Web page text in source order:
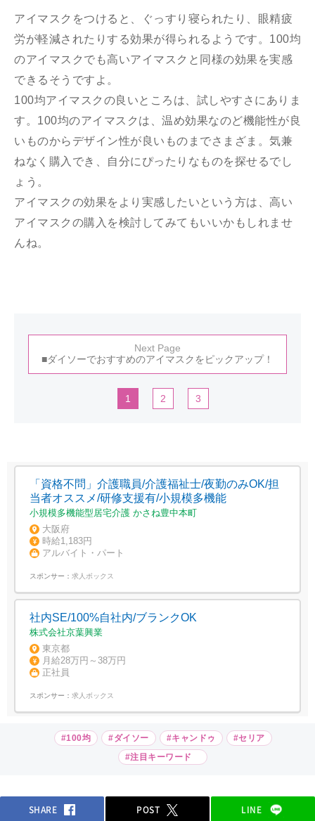
アイマスクをつけると、ぐっすり寝られたり、眼精疲
労が軽減されたりする効果が得られるようです。100均
のアイマスクでも高いアイマスクと同様の効果を実感
できるそうですよ。
100均アイマスクの良いところは、試しやすさにありま
す。100均のアイマスクは、温め効果なのど機能性が良
いものからデザイン性が良いものまでさまざま。気兼
ねなく購入でき、自分にぴったりなものを探せるでし
ょう。
アイマスクの効果をより実感したいという方は、高い
アイマスクの購入を検討してみてもいいかもしれませ
んね。
Next Page
■ダイソーでおすすめのアイマスクをピックアップ！
1 2 3
「資格不問」介護職員/介護福祉士/夜勤のみOK/担
当者オススメ/研修支援有/小規模多機能
小規模多機能型居宅介護 かさね豊中本町
大阪府
時給1,183円
アルバイト・パート
スポンサー： 求人ボックス
社内SE/100%自社内/ブランクOK
株式会社京葉興業
東京都
月給28万円～38万円
正社員
スポンサー： 求人ボックス
#100均 #ダイソー #キャンドゥ
#セリア
#注目キーワード
SHARE POST LINE